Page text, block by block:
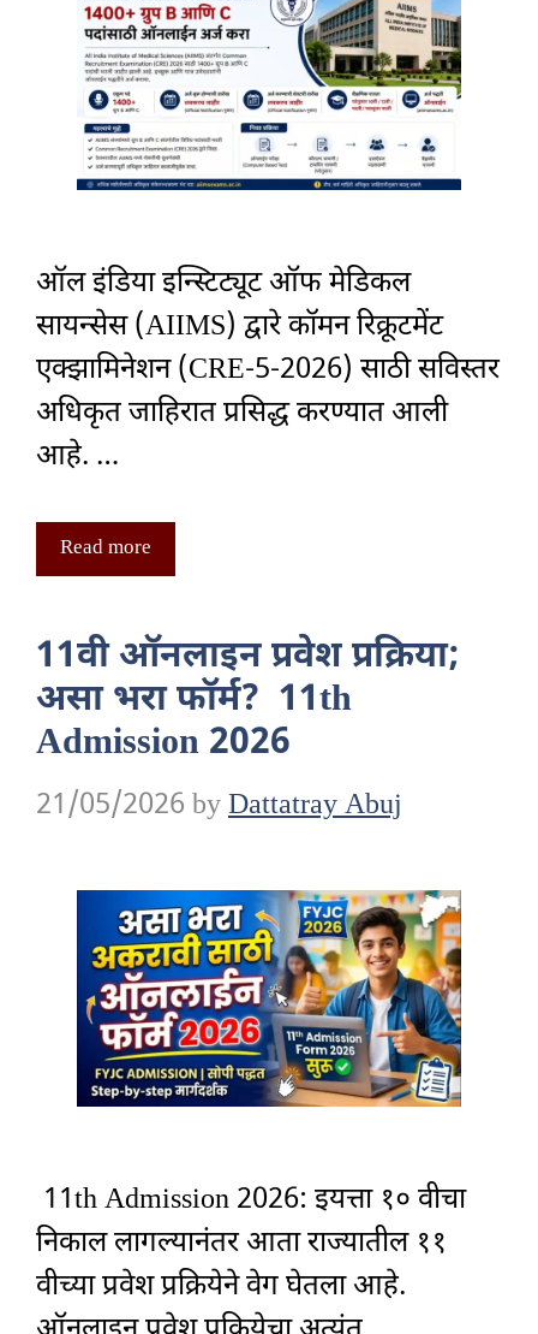
ऑल इंडिया इन्स्टिट्यूट ऑफ मेडिकल
सायन्सेस (AIIMS) द्वारे कॉमन रिक्रूटमेंट
एक्झामिनेशन (CRE-5-2026) साठी सविस्तर
अधिकृत जाहिरात प्रसिद्ध करण्यात आली
आहे. …
Read more
11वी ऑनलाइन प्रवेश प्रक्रिया;
असा भरा फॉर्म? 11th
Admission 2026
21/05/2026 byDattatray Abuj
11th Admission 2026: इयत्ता १० वीचा
निकाल लागल्यानंतर आता राज्यातील ११
वीच्या प्रवेश प्रक्रियेने वेग घेतला आहे.